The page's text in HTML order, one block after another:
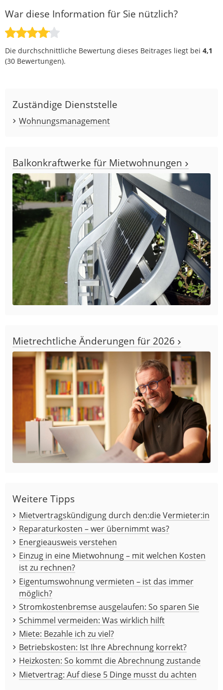
War diese Information für Sie nützlich?
Die durchschnittliche Bewertung dieses Beitrages liegt bei 4,1
(30 Bewertungen).
Zuständige Dienststelle
Wohnungsmanagement
Balkonkraftwerke für Mietwohnungen
Mietrechtliche Änderungen für 2026
Weitere Tipps
Mietvertragskündigung durch den:die Vermieter:in
Reparaturkosten – wer übernimmt was?
Energieausweis verstehen
Einzug in eine Mietwohnung – mit welchen Kosten
ist zu rechnen?
Eigentumswohnung vermieten – ist das immer
möglich?
Stromkostenbremse ausgelaufen: So sparen Sie
Schimmel vermeiden: Was wirklich hilft
Miete: Bezahle ich zu viel?
Betriebskosten: Ist Ihre Abrechnung korrekt?
Heizkosten: So kommt die Abrechnung zustande
Mietvertrag: Auf diese 5 Dinge musst du achten